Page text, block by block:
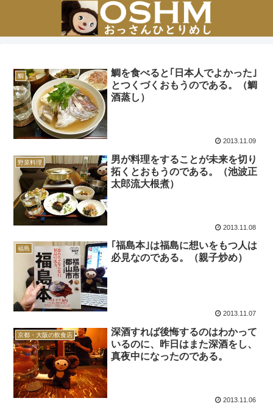
鯛
鯛を食べると｢日本人でよかった｣
とつくづくおもうのである。（鯛
酒蒸し）
2013.11.09
野菜料理
男が料理をすることが未来を切り
拓くとおもうのである。（池波正
太郎流大根煮）
2013.11.08
福島
｢福島本｣は福島に想いをもつ人は
必見なのである。（親子炒め）
2013.11.07
京都・大阪の飲食店
深酒すれば後悔するのはわかって
いるのに、昨日はまた深酒をし、
真夜中になったのである。
2013.11.06